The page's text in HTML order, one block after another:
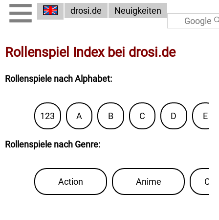
drosi.de Neuigkeiten
Rollenspiel Index bei drosi.de
Rollenspiele nach Alphabet:
123 A B C D E
Rollenspiele nach Genre:
Action Anime